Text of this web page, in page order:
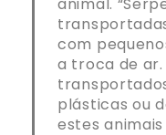
com
a troca de
plásticas ou
estes